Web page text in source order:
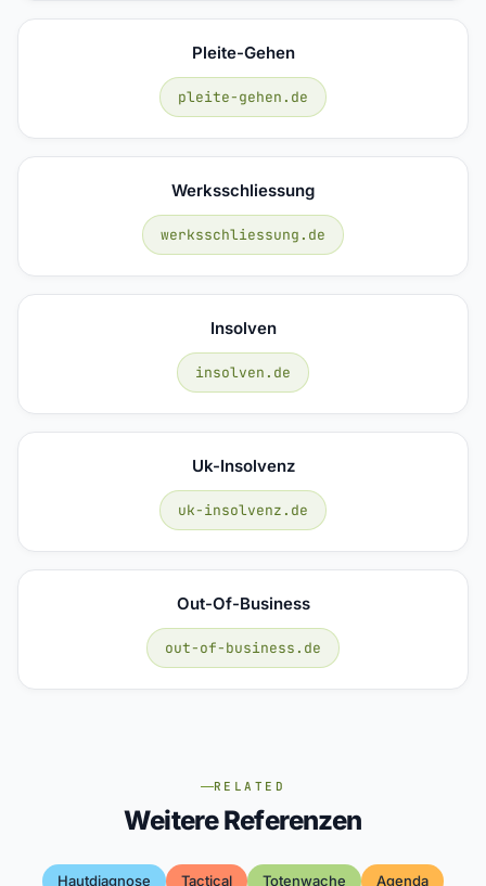
Pleite-Gehen
pleite-gehen.de
Werksschliessung
werksschliessung.de
Insolven
insolven.de
Uk-Insolvenz
uk-insolvenz.de
Out-Of-Business
out-of-business.de
RELATED
Weitere Referenzen
Hautdiagnose Tactical Totenwache Agenda